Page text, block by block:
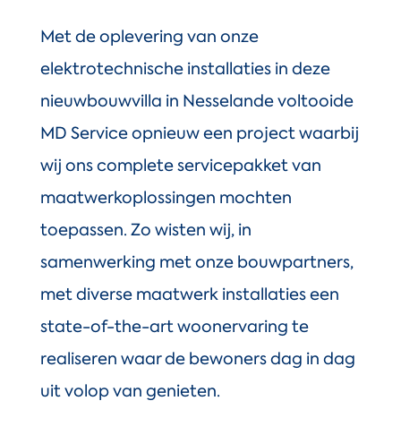
Met de oplevering van onze
elektrotechnische installaties in deze
nieuwbouwvilla in Nesselande voltooide
MD Service opnieuw een project waarbij
wij ons complete servicepakket van
maatwerkoplossingen mochten
toepassen. Zo wisten wij, in
samenwerking met onze bouwpartners,
met diverse maatwerk installaties een
state-of-the-art woonervaring te
realiseren waar de bewoners dag in dag
uit volop van genieten.